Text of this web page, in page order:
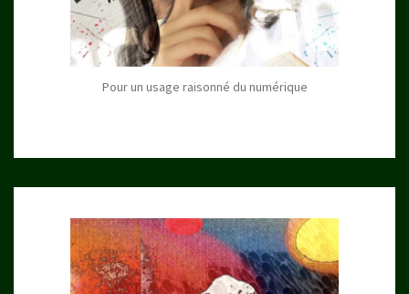
Pour un usage raisonné du numérique